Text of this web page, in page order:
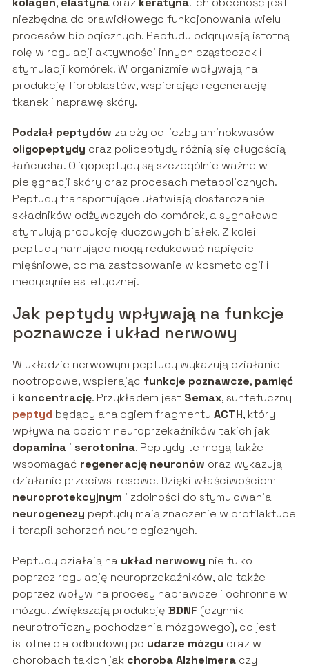
niezbędna do prawidłowego funkcjonowania wielu
procesów biologicznych. Peptydy odgrywają istotną
rolę w regulacji aktywności innych cząsteczek i
stymulacji komórek. W organizmie wpływają na
produkcję fibroblastów, wspierając regenerację
tkanek i naprawę skóry.
Podział peptydów zależy od liczby aminokwasów –
oligopeptydy oraz polipeptydy różnią się długością
łańcucha. Oligopeptydy są szczególnie ważne w
pielęgnacji skóry oraz procesach metabolicznych.
Peptydy transportujące ułatwiają dostarczanie
składników odżywczych do komórek, a sygnałowe
stymulują produkcję kluczowych białek. Z kolei
peptydy hamujące mogą redukować napięcie
mięśniowe, co ma zastosowanie w kosmetologii i
medycynie estetycznej.
Jak peptydy wpływają na funkcje
poznawcze i układ nerwowy
W układzie nerwowym peptydy wykazują działanie
nootropowe, wspierając funkcje poznawcze, pamięć
i koncentrację. Przykładem jest Semax, syntetyczny
peptyd będący analogiem fragmentu ACTH, który
wpływa na poziom neuroprzekaźników takich jak
dopaminai serotonina. Peptydy te mogą także
wspomagać regenerację neuronów oraz wykazują
działanie przeciwstresowe. Dzięki właściwościom
neuroprotekcyjnym i zdolności do stymulowania
neurogenezy peptydy mają znaczenie w profilaktyce
i terapii schorzeń neurologicznych.
Peptydy działają na układ nerwowy nie tylko
poprzez regulację neuroprzekaźników, ale także
poprzez wpływ na procesy naprawcze i ochronne w
mózgu. Zwiększają produkcję BDNF (czynnik
neurotroficzny pochodzenia mózgowego), co jest
istotne dla odbudowy po udarze mózgu oraz w
chorobach takich jak choroba Alzheimeraczy